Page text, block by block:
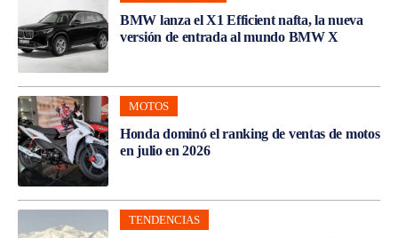
BMW lanza el X1 Efficient nafta, la nueva
versión de entrada al mundo BMW X
MOTOS
Honda dominó el ranking de ventas de motos
en julio en 2026
TENDENCIAS